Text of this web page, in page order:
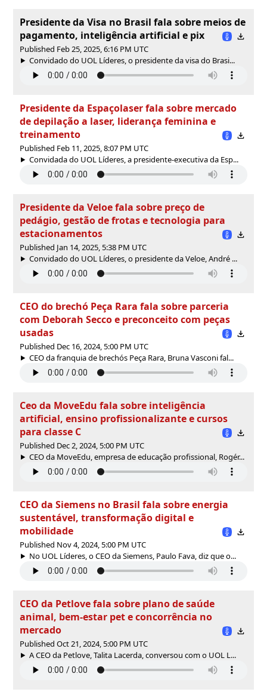
Presidente da Visa no Brasil fala sobre meios de
pagamento, inteligência artificial e pix
Published Feb 25, 2025, 6:16 PM UTC
Convidado do UOL Líderes, o presidente da visa do Brasi...
Presidente da Espaçolaser fala sobre mercado
de depilação a laser, liderança feminina e
treinamento
Published Feb 11, 2025, 8:07 PM UTC
Convidada do UOL Líderes, a presidente-executiva da Esp...
Presidente da Veloe fala sobre preço de
pedágio, gestão de frotas e tecnologia para
estacionamentos
Published Jan 14, 2025, 5:38 PM UTC
Convidado do UOL Líderes, o presidente da Veloe, André ...
CEO do brechó Peça Rara fala sobre parceria
com Deborah Secco e preconceito com peças
usadas
Published Dec 16, 2024, 5:00 PM UTC
CEO da franquia de brechós Peça Rara, Bruna Vasconi fal...
Ceo da MoveEdu fala sobre inteligência
artificial, ensino profissionalizante e cursos
para classe C
Published Dec 2, 2024, 5:00 PM UTC
CEO da MoveEdu, empresa de educação profissional, Rogér...
CEO da Siemens no Brasil fala sobre energia
sustentável, transformação digital e
mobilidade
Published Nov 4, 2024, 5:00 PM UTC
No UOL Líderes, o CEO da Siemens, Paulo Fava, diz que o...
CEO da Petlove fala sobre plano de saúde
animal, bem-estar pet e concorrência no
mercado
Published Oct 21, 2024, 5:00 PM UTC
A CEO da Petlove, Talita Lacerda, conversou com o UOL L...